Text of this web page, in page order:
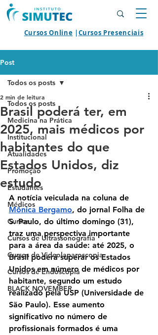
Cursos Online |Cursos Presenciais
Post
Todos os posts
Medicina na Prática
Institucional
Atualidades
Promoção
Estudantes
Médicos
Cursos
Cursos de Ultrassonografia
Cursos de Videolaparoscopia
Cursos de Endoscopia
BLACK NOVEMBER
Todos os posts
Brasil poderá ter, em
2025, mais médicos por
habitantes do que
Estados Unidos, diz
estudo
2 min de leitura
A notícia veiculada na coluna de
Mônica Bergamo, do jornal Folha de
S. Paulo, do último domingo (31),
traz uma perspectiva importante
para a área da saúde: até 2025, o
Brasil poderá superar os Estados
Unidos em número de médicos por
habitante, segundo um estudo
realizado pela USP (Universidade de
São Paulo). Esse aumento
significativo no número de
profissionais formados é uma